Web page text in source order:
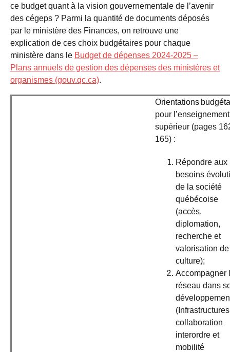
ce budget quant à la vision gouvernementale de l’avenir
des cégeps ? Parmi la quantité de documents déposés
par le ministère des Finances, on retrouve une
explication de ces choix budgétaires pour chaque
ministère dans le Budget de dépenses 2024-2025 –
Plans annuels de gestion des dépenses des ministères et
organismes (gouv.qc.ca).
Orientations
pour l’enseignement
supérieur (pages
165) :
Répondre aux
besoins
de la société
québécoise
(accès,
diplomation,
recherche et
valorisation
culture);
Accompagner
réseau dans
collaboration
interordre et
mobilité